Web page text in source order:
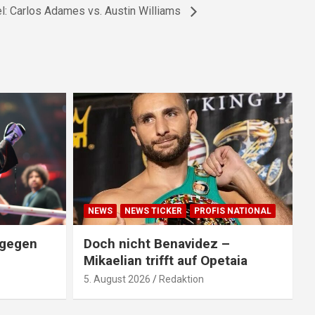
Carlos Adames vs. Austin Williams
NEWS NEWS TICKER PROFIS NATIONAL
Doch nicht Benavidez –
Mikaelian trifft auf Opetaia
5. August 2026 Redaktion